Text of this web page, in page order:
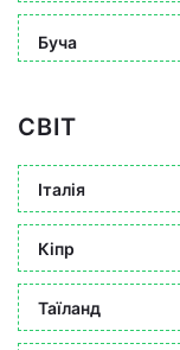
Буча
СВІТ
Італія
Кіпр
Таїланд